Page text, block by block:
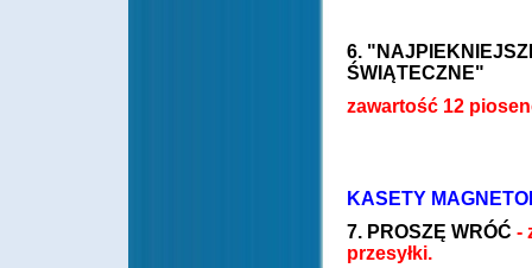
6.
ŚWIĄTECZNE"
zawartość 12
KASETY
7. PROSZĘ WRÓĆ -
przesyłki.